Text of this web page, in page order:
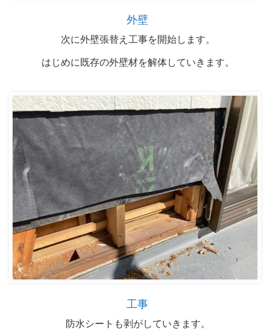
外壁
次に外壁張替え工事を開始します。
はじめに既存の外壁材を解体していきます。
工事
防水シートも剥がしていきます。